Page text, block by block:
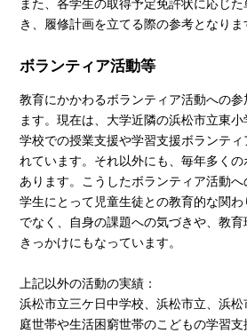
また、各学生の取得予定免許状に応じ
き、履修計画を立てる際の参考となりま
ボランティア活動等
教育にかかわるボランティア活動への
ます。現在は、大学近隣の浜松市立東
学校での授業支援や学習支援ボランティ
れています。それ以外にも、毎年多く
あります。こうしたボランティア活動
学生にとって児童生徒との教育的な関
でなく、自身の課題への気づきや、教
きっかけにもなっています。
上記以外の活動の実績：
浜松市立三ケ日中学校、浜松市立、浜
庭世帯や生活困窮世帯のこどもの学習